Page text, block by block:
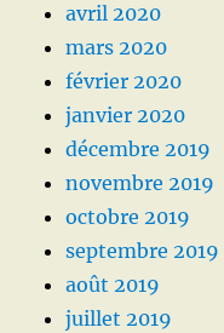
avril 2020
mars 2020
février 2020
janvier 2020
décembre 2019
novembre 2019
octobre 2019
septembre 2019
août 2019
juillet 2019